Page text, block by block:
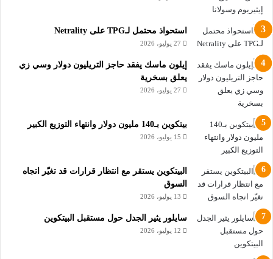
SPOT BITCOIN ETF ما هو وما ميزاته
etf
ETH
Ethereum
أخبار العملات الرقمية
العملات الرقمية
استحواذ محتمل لـTPG على Netrality
27 يوليو، 2026
إيلون ماسك يفقد حاجز التريليون دولار وسي زي
يعلق بسخرية
27 يوليو، 2026
بيتكوين بـ140 مليون دولار وانتهاء التوزيع الكبير
15 يوليو، 2026
البيتكوين يستقر مع انتظار قرارات قد تغيّر اتجاه
السوق
13 يوليو، 2026
سايلور يثير الجدل حول مستقبل البيتكوين
12 يوليو، 2026